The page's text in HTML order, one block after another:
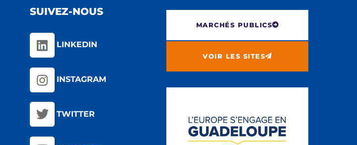
SUIVEZ-NOUS
LINKEDIN
INSTAGRAM
TWITTER
MARCHÉS PUBLICS
VOIR LES SITES